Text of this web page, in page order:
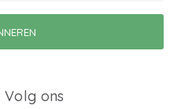
Volg ons